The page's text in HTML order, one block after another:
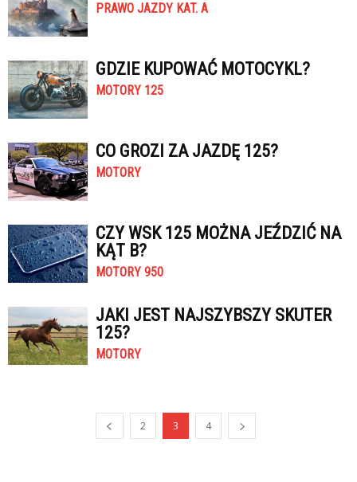
PRAWO JAZDY KAT. A
GDZIE KUPOWAĆ MOTOCYKL?
MOTORY 125
CO GROZI ZA JAZDĘ 125?
MOTORY
CZY WSK 125 MOŻNA JEŹDZIĆ NA
KĄT B?
MOTORY 950
JAKI JEST NAJSZYBSZY SKUTER
125?
MOTORY
2 3 4